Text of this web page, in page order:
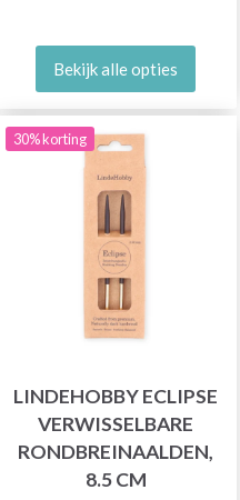
Bekijk alle opties
30% korting
LINDEHOBBY ECLIPSE
VERWISSELBARE
RONDBREINAALDEN,
8.5 CM